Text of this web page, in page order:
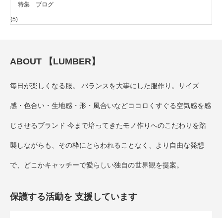
特集 ブログ
(5)
ABOUT 【LUMBER】
毎日が楽しくなる服。 バランスを大事にした服作り。サイズ
感・色合い・生地感・形・風合いなどココロくすぐる空気感を感
じさせるブランド 今まで培ってきたモノ作りへのこだわりを踏
襲しながらも、その枠にとらわれることなく、より自由な発想
で、どこかキャッチーで愛らしい独自の世界観を提案。
保護する活動を 支援しています